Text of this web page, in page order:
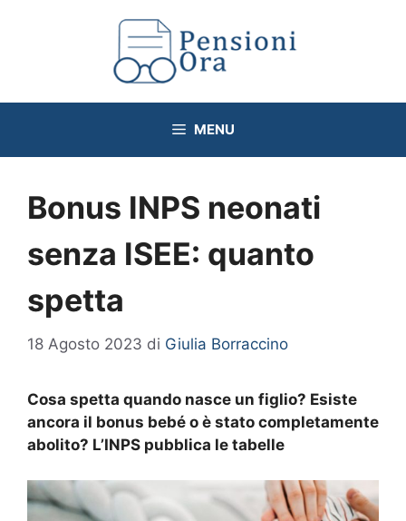
MENU
Bonus INPS neonati
senza ISEE: quanto
spetta
18 Agosto 2023 di Giulia Borraccino
Cosa spetta quando nasce un figlio? Esiste
ancora il bonus bebé o è stato completamente
abolito? L’INPS pubblica le tabelle